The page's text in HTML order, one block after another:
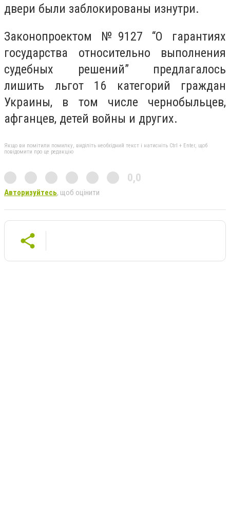
двери были заблокированы изнутри.
Законопроектом №9127 “О гарантиях
государства относительно выполнения
судебных решений” предлагалось
лишить льгот 16 категорий граждан
Украины, в том числе чернобыльцев,
афганцев, детей войны и других.
Якщо ви помітили помилку, виділіть необхідний текст і натисніть Ctrl + Enter, щоб
повідомити про це редакцію
0,0
Авторизуйтесь, щоб оцінити